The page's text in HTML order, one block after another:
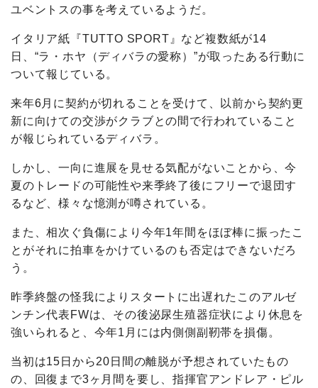
ユベントスの事を考えているようだ。
イタリア紙『TUTTO SPORT』など複数紙が14
日、“ラ・ホヤ（ディバラの愛称）”が取ったある行動に
ついて報じている。
来年6月に契約が切れることを受けて、以前から契約更
新に向けての交渉がクラブとの間で行われていること
が報じられているディバラ。
しかし、一向に進展を見せる気配がないことから、今
夏のトレードの可能性や来季終了後にフリーで退団す
るなど、様々な憶測が噂されている。
また、相次ぐ負傷により今年1年間をほぼ棒に振ったこ
とがそれに拍車をかけているのも否定はできないだろ
う。
昨季終盤の怪我によりスタートに出遅れたこのアルゼ
ンチン代表FWは、その後泌尿生殖器症状により休息を
強いられると、今年1月には内側側副靭帯を損傷。
当初は15日から20日間の離脱が予想されていたもの
の、回復まで3ヶ月間を要し、指揮官アンドレア・ピル